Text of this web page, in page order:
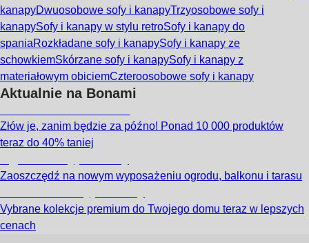
kanapyDwuosobowe sofy i kanapyTrzyosobowe sofy i
kanapySofy i kanapy w stylu retroSofy i kanapy do
spaniaRozkładane sofy i kanapySofy i kanapy ze
schowkiemSkórzane sofy i kanapySofy i kanapy z
materiałowym obiciemCzteroosobowe sofy i kanapy
Aktualnie na Bonami
Złów je, zanim będzie za późno! Ponad 10 000 produktów
teraz do 40% taniej
Zaoszczędź na nowym wyposażeniu ogrodu, balkonu i tarasu
Vybrane kolekcje premium do Twojego domu teraz w lepszych
cenach